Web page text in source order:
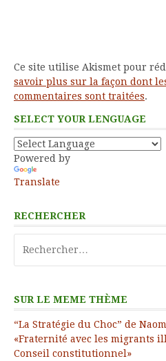
Ce site utilise Akismet pour
savoir plus sur la façon dont
commentaires sont traitées.
SELECT YOUR LENGUAGE
Powered by
Translate
RECHERCHER
SUR LE MEME THÈME
“La Stratégie du Choc” de
«Fraternité avec les migrants
Conseil constitutionnel»